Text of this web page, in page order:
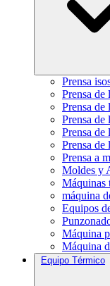
Prensa
Prensa de
Prensa de
Prensa de
Prensa de
Prensa de
Prensa a
Moldes y
Máquinas
máquina
Equipos
Máquina
Máquina
Equipo Térmico